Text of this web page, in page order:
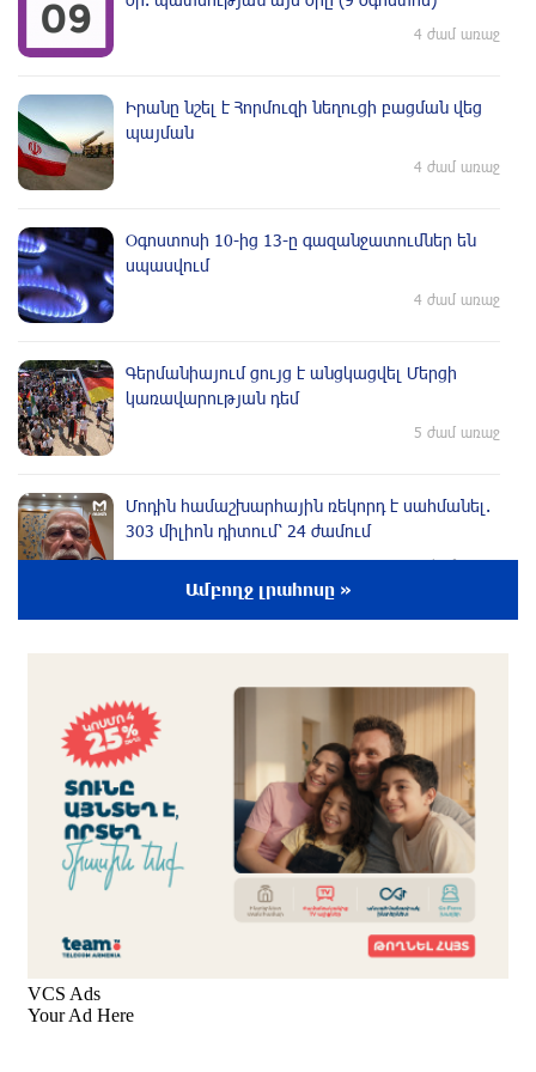
4 ժամ առաջ
Իրանը նշել է Հորմուզի նեղուցի բացման վեց
պայման
4 ժամ առաջ
Օգոստոսի 10-ից 13-ը գազանջատումներ են
սպասվում
4 ժամ առաջ
Գերմանիայում ցույց է անցկացվել Մերցի
կառավարության դեմ
5 ժամ առաջ
Մոդին համաշխարհային ռեկորդ է սահմանել.
303 միլիոն դիտում՝ 24 ժամում
5 ժամ առաջ
նույնիսկ Google Maps-ը
Ռուսաստանի տարածքում ոչնչացվել է
ուկրաինական 360 անօդաչու թռչող սարք
6 ժամ առաջ
Օգոստոսի 10-ին, 11-ին, 12-ին, 13-ին, 14-ին,
17-ին, 18-ին և 20-ին հարյուրավոր
Ամբողջ լրահոսը »